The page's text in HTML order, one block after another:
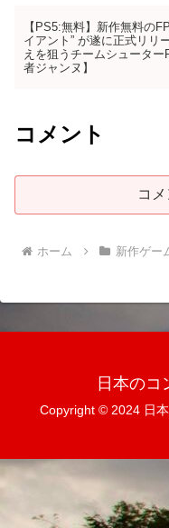
【PS5:無料】新作無料の
イアント” が遂に正式リリ
えを狙うチームシュータ
者ジャンヌ】
コメント
コ
ホーム 新作ゲー
日本のコ
Copyright © 2024 日